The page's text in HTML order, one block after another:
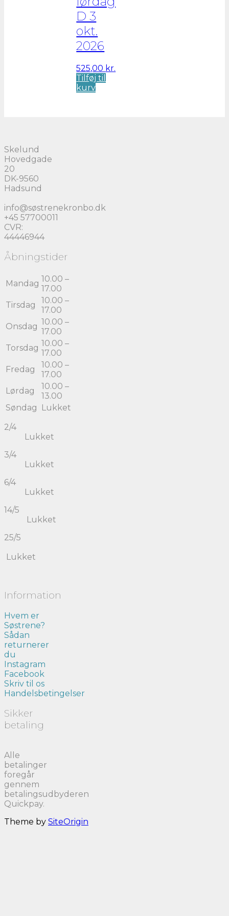
D 3
okt.
2026
525,00 kr.
Tilføj til
kurv
Skelund
Hovedgade
20
DK-9560
Hadsund
info@søstrenekronbo.dk
+45 57700011
CVR:
44446944
Åbningstider
Mandag 10.00 –
17.00
Tirsdag
10.00 –
17.00
Onsdag 10.00 –
17.00
Torsdag 10.00 –
17.00
Fredag
10.00 –
17.00
Lørdag
10.00 –
13.00
Søndag
Lukket
2/4
Lukket
3/4
Lukket
6/4
Lukket
14/5
Lukket
25/5
Lukket
Information
Hvem er
Søstrene?
Sådan
returnerer
du
Instagram
Facebook
Skriv til os
Handelsbetingelser
Sikker
betaling
Alle
betalinger
foregår
gennem
betalingsudbyderen
Quickpay.
Theme by SiteOrigin